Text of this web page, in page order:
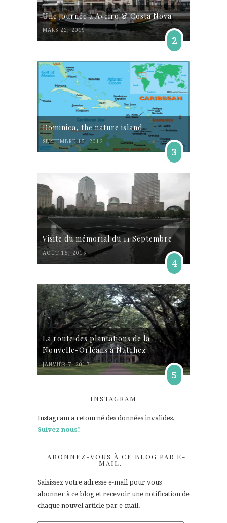
Une journée à Aveiro & Costa Nova
MARS 22, 2019
2
Dominica, the nature island
SEPTEMBRE 15, 2012
3
Visite du mémorial du 11 Septembre
AOÛT 15, 2015
4
La route des plantations de la
Nouvelle-Orléans à Natchez
JANVIER 7, 2017
5
INSTAGRAM
Instagram a retourné des données invalides.
Suivez nous!
ABONNEZ-VOUS À CE BLOG PAR E-
MAIL.
Saisissez votre adresse e-mail pour vous
abonner à ce blog et recevoir une notification de
chaque nouvel article par e-mail.